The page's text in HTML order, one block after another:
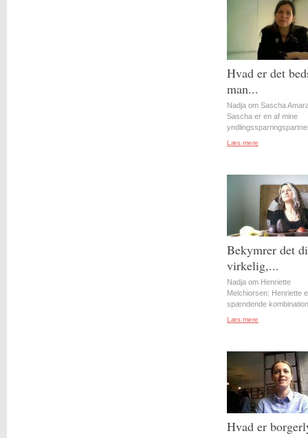
Hvad er det
man...
Nadja om Sascha
Sascha er en af mine
Læs mere
Bekymrer det
virkelig,...
Nadja om Henriette
Melchiorsen: Henriette
spændende
Læs mere
Hvad er